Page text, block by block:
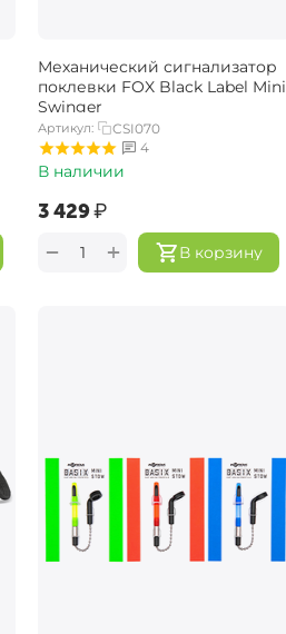
Механический сигнализатор
поклевки FOX Black Label Mini
Swinger
Артикул:
CSI070
4
В наличии
‍3 429‍₽
В корзину
+
−